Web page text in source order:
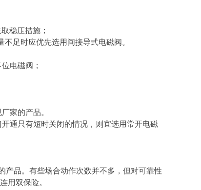
稳压措施；
足时应优先选用间接导式电磁阀。
电磁阀；
家的产品。
通只有短时关闭的情况，则宜选用常开电磁
产品。有些场合动作次数并不多，但对可靠性
用双保险。